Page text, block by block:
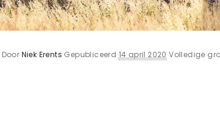
Door Niek Erents Gepubliceerd 14 april 2020 Volledige